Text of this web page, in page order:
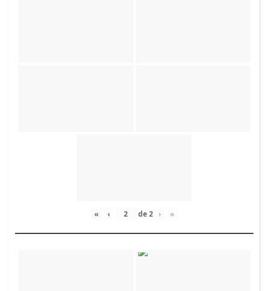
« ‹ de2 › »